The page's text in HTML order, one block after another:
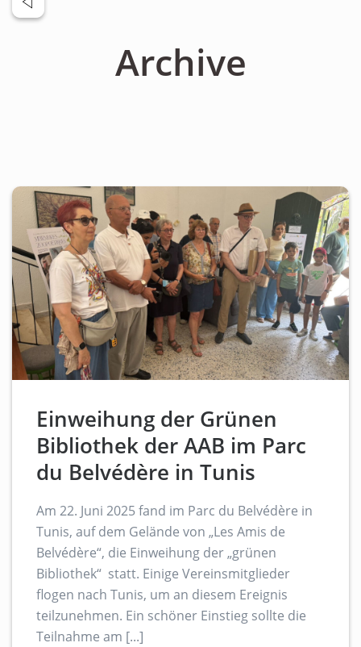
Archive
Einweihung der Grünen
Bibliothek der AAB im Parc
du Belvédère in Tunis
Am 22. Juni 2025 fand im Parc du Belvédère in
Tunis, auf dem Gelände von „Les Amis de
Belvédère“, die Einweihung der „grünen
Bibliothek“ statt. Einige Vereinsmitglieder
flogen nach Tunis, um an diesem Ereignis
teilzunehmen. Ein schöner Einstieg sollte die
Teilnahme am [...]